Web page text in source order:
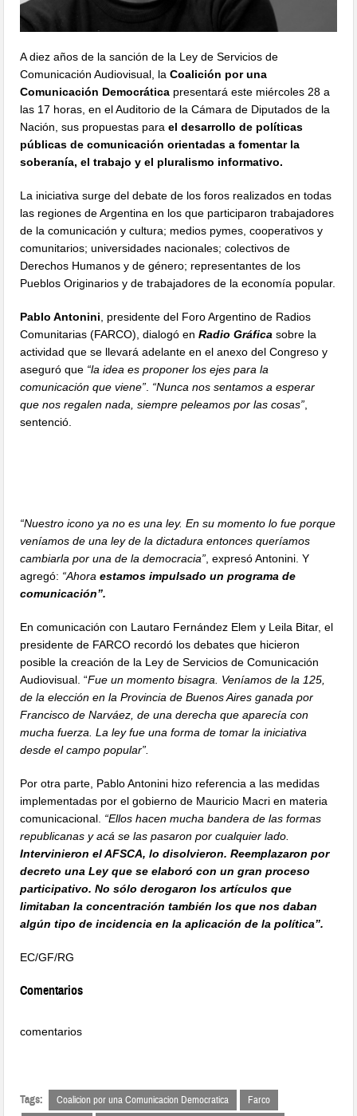
A diez años de la sanción de la Ley de Servicios de
Comunicación Audiovisual, laCoalición por una
Comunicación Democrática presentará este miércoles 28 a
las 17 horas, en el Auditorio de la Cámara de Diputados de la
Nación, sus propuestas parael desarrollo de políticas
públicas de comunicación orientadas a fomentar la
soberanía, el trabajo y el pluralismo informativo.
La iniciativa surge del debate de los foros realizados en todas
las regiones de Argentina en los que participaron trabajadores
de la comunicación y cultura; medios pymes, cooperativos y
comunitarios; universidades nacionales; colectivos de
Derechos Humanos y de género; representantes de los
Pueblos Originarios y de trabajadores de la economía popular.
Pablo Antonini, presidente del Foro Argentino de Radios
Comunitarias (FARCO), dialogó en Radio Gráfica sobre la
actividad que se llevará adelante en el anexo del Congreso y
aseguró que “la idea es proponer los ejes para la
comunicación que viene”. “Nunca nos sentamos a esperar
que nos regalen nada, siempre peleamos por las cosas”,
sentenció.
“Nuestro icono ya no es una ley. En su momento lo fue porque
veníamos de una ley de la dictadura entonces queríamos
cambiarla por una de la democracia”, expresó Antonini. Y
agregó: “Ahoraestamos impulsado un programa de
comunicación”.
En comunicación con Lautaro Fernández Elem y Leila Bitar, el
presidente de FARCO recordó los debates que hicieron
posible la creación de la Ley de Servicios de Comunicación
Audiovisual. “Fue un momento bisagra. Veníamos de la 125,
de la elección en la Provincia de Buenos Aires ganada por
Francisco de Narváez, de una derecha que aparecía con
mucha fuerza. La ley fue una forma de tomar la iniciativa
desde el campo popular”.
Por otra parte, Pablo Antonini hizo referencia a las medidas
implementadas por el gobierno de Mauricio Macri en materia
comunicacional. “Ellos hacen mucha bandera de las formas
republicanas y acá se las pasaron por cualquier lado.
Intervinieron el AFSCA, lo disolvieron. Reemplazaron por
decreto una Ley que se elaboró con un gran proceso
participativo. No sólo derogaron los artículos que
limitaban la concentración también los que nos daban
algún tipo de incidencia en la aplicación de la política”.
EC/GF/RG
Comentarios
comentarios
Tags: Coalicion por una Comunicacion Democratica Farco